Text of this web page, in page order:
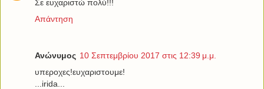
Σε ευχαριστώ πολύ!!!
Απάντηση
Ανώνυμος 10 Σεπτεμβρίου 2017 στις 12:39 μ.μ.
υπεροχες!ευχαριστουμε!
...irida...